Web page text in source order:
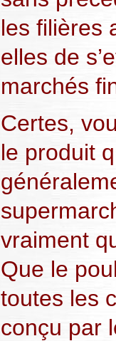
les filières
elles de
marchés
Certes,
le produit
vraiment
Que le
toutes les
conçu par